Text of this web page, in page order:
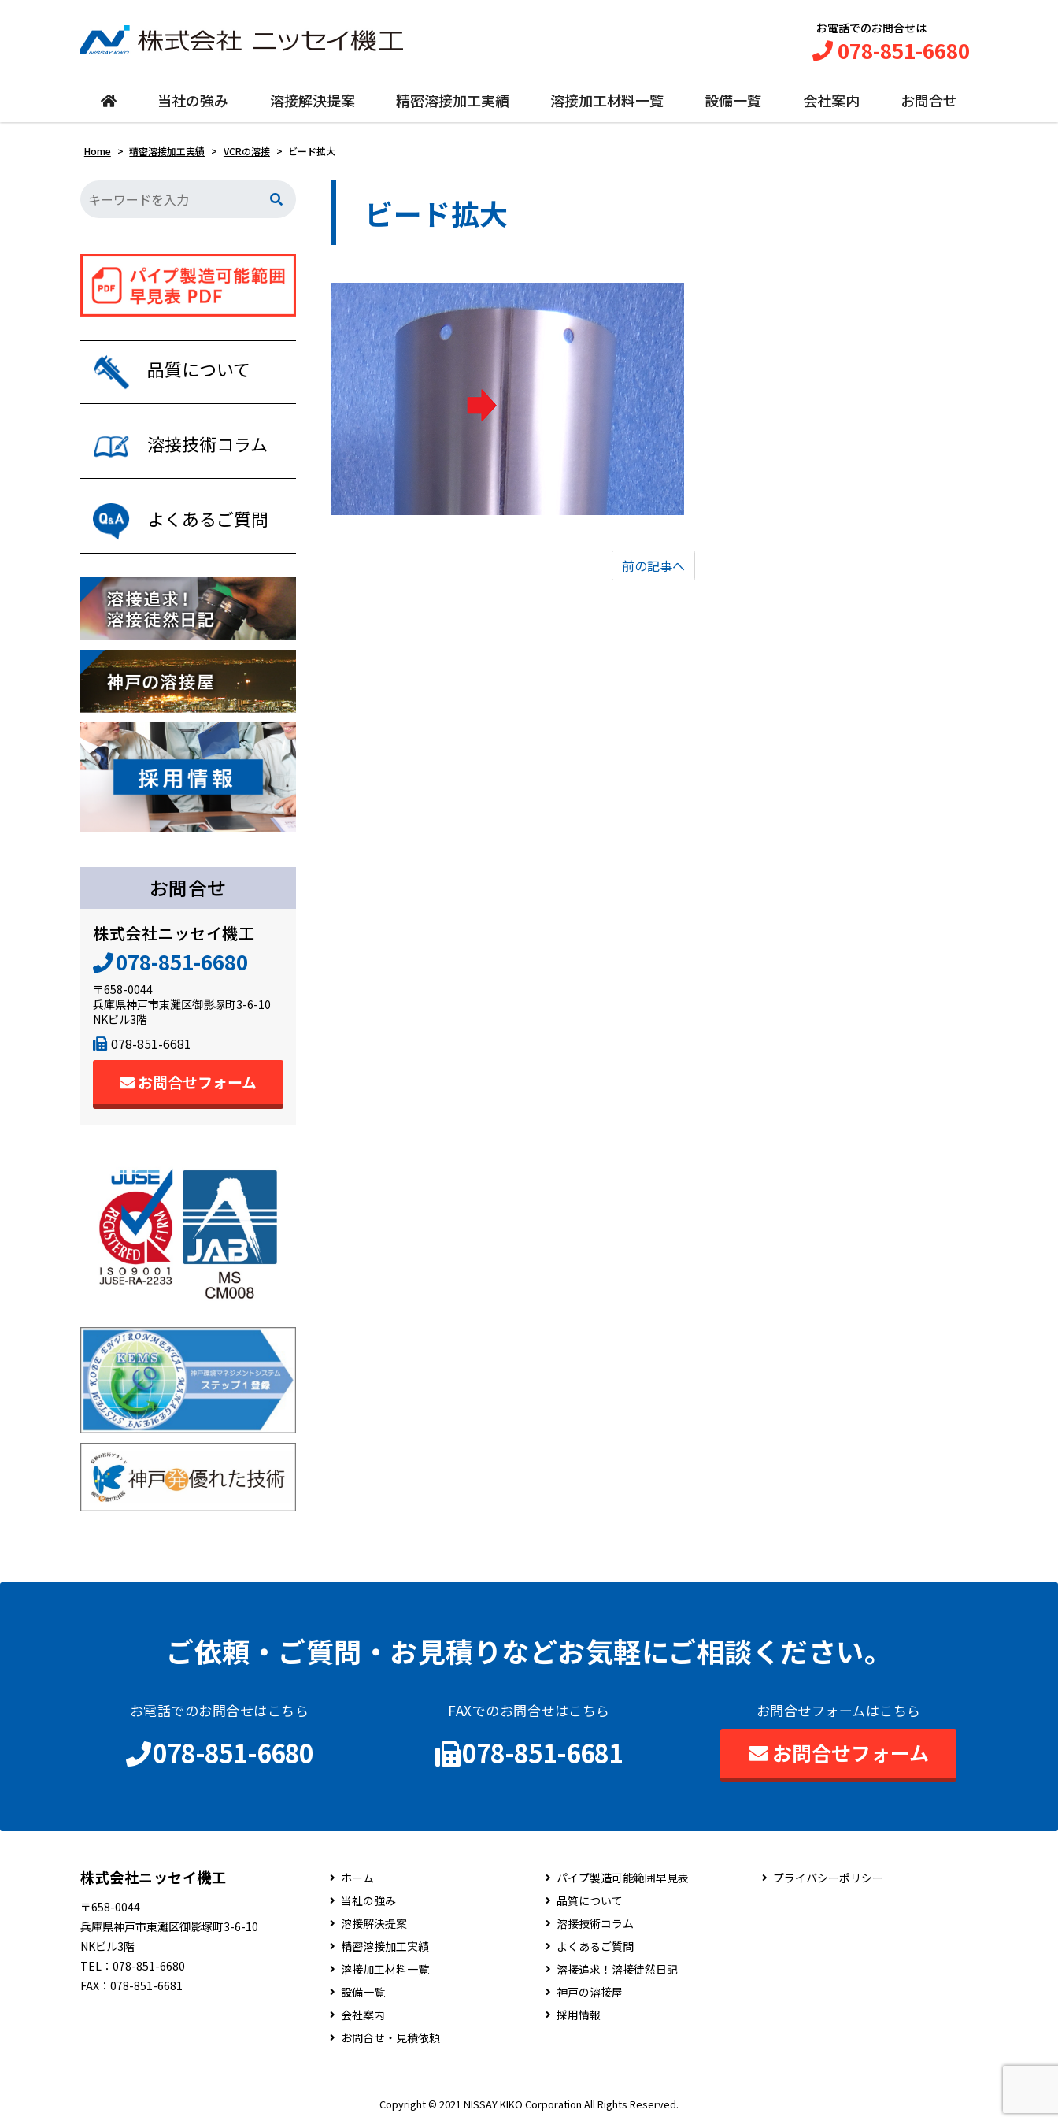
お電話でのお問合せは
078-851-6680
当社の強み 溶接解決提案 精密溶接加工実績 溶接加工材料一覧 設備一覧 会社案内 お問合せ
Home > 精密溶接加工実績 > VCRの溶接 > ビード拡大
ビード拡大
前の記事へ
品質について
溶接技術コラム
よくあるご質問
お問合せ
株式会社ニッセイ機工
078-851-6680
〒658-0044
兵庫県神戸市東灘区御影塚町3-6-10
NKビル3階
078-851-6681
お問合せフォーム
ご依頼・ご質問・お見積りなどお気軽にご相談ください。
お電話でのお問合せはこちら
078-851-6680
FAXでのお問合せはこちら
078-851-6681
お問合せフォームはこちら
お問合せフォーム
株式会社ニッセイ機工
〒658-0044
兵庫県神戸市東灘区御影塚町3-6-10
NKビル3階
TEL： 078-851-6680
FAX： 078-851-6681
ホーム
当社の強み
溶接解決提案
精密溶接加工実績
溶接加工材料一覧
設備一覧
会社案内
お問合せ・見積依頼
パイプ製造可能範囲早見表
品質について
溶接技術コラム
よくあるご質問
溶接追求！溶接徒然日記
神戸の溶接屋
採用情報
プライバシーポリシー
Copyright © 2021 NISSAY KIKO Corporation All Rights Reserved.